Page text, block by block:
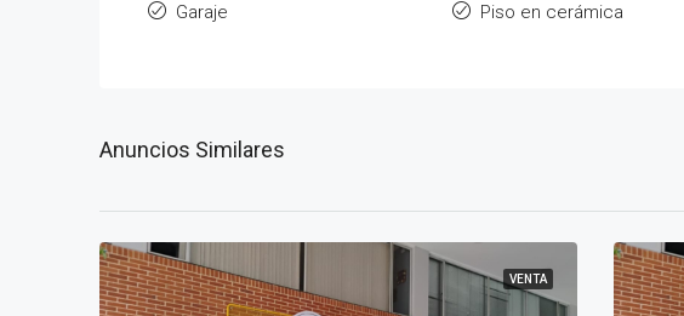
Garaje Piso en cerámica
Anuncios Similares
VENTA